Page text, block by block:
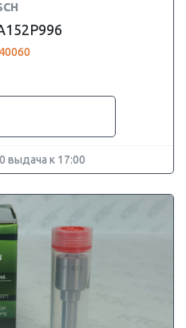
выдача к 17:00